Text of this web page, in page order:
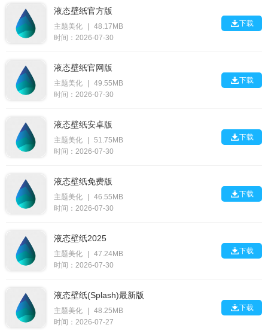
液态壁纸官方版
主题美化
48.17MB
时间：2026-07-30
下载
液态壁纸官网版
主题美化
49.55MB
时间：2026-07-30
下载
液态壁纸安卓版
主题美化
51.75MB
时间：2026-07-30
下载
液态壁纸免费版
主题美化
46.55MB
时间：2026-07-30
下载
液态壁纸2025
主题美化
47.24MB
时间：2026-07-30
下载
液态壁纸(Splash)最新版
主题美化
48.25MB
时间：2026-07-27
下载